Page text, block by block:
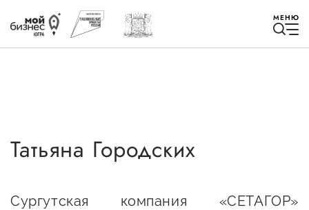
МЕНЮ
Избранное
Татьяна Городских
Сургутская компания «СЕТАГОР»